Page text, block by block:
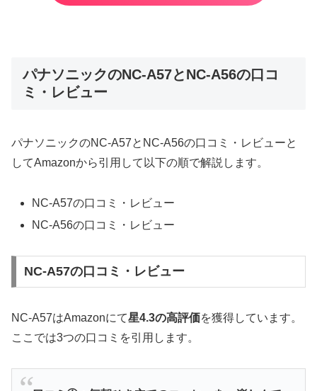
パナソニックのNC-A57とNC-A56の口コ
ミ・レビュー
パナソニックのNC-A57とNC-A56の口コミ・レビューと
してAmazonから引用して以下の順で解説します。
NC-A57の口コミ・レビュー
NC-A56の口コミ・レビュー
NC-A57の口コミ・レビュー
NC-A57はAmazonにて星4.3の高評価を獲得しています。
ここでは3つの口コミを引用します。